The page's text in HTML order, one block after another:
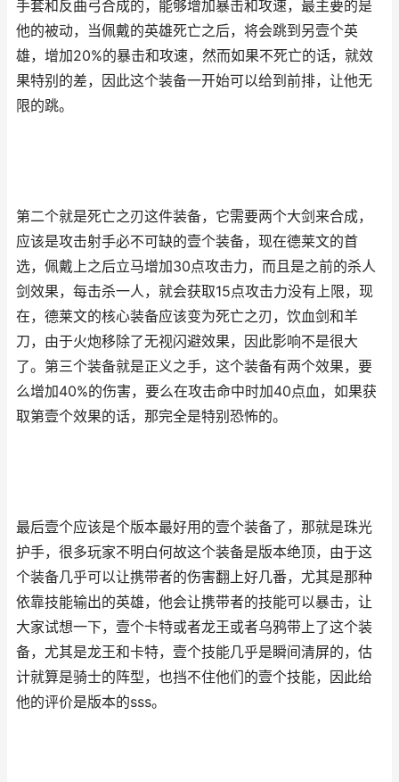
手套和反曲弓合成的，能够增加暴击和攻速，最主要的是
他的被动，当佩戴的英雄死亡之后，将会跳到另壹个英
雄，增加20%的暴击和攻速，然而如果不死亡的话，就效
果特别的差，因此这个装备一开始可以给到前排，让他无
限的跳。
第二个就是死亡之刃这件装备，它需要两个大剑来合成，
应该是攻击射手必不可缺的壹个装备，现在德莱文的首
选，佩戴上之后立马增加30点攻击力，而且是之前的杀人
剑效果，每击杀一人，就会获取15点攻击力没有上限，现
在，德莱文的核心装备应该变为死亡之刃，饮血剑和羊
刀，由于火炮移除了无视闪避效果，因此影响不是很大
了。第三个装备就是正义之手，这个装备有两个效果，要
么增加40%的伤害，要么在攻击命中时加40点血，如果获
取第壹个效果的话，那完全是特别恐怖的。
最后壹个应该是个版本最好用的壹个装备了，那就是珠光
护手，很多玩家不明白何故这个装备是版本绝顶，由于这
个装备几乎可以让携带者的伤害翻上好几番，尤其是那种
依靠技能输出的英雄，他会让携带者的技能可以暴击，让
大家试想一下，壹个卡特或者龙王或者乌鸦带上了这个装
备，尤其是龙王和卡特，壹个技能几乎是瞬间清屏的，估
计就算是骑士的阵型，也挡不住他们的壹个技能，因此给
他的评价是版本的sss。